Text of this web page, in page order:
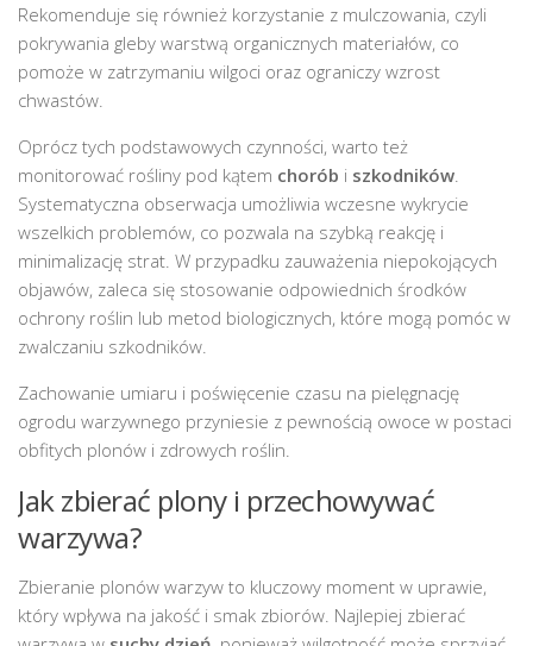
Rekomenduje się również korzystanie z mulczowania, czyli
pokrywania gleby warstwą organicznych materiałów, co
pomoże w zatrzymaniu wilgoci oraz ograniczy wzrost
chwastów.
Oprócz tych podstawowych czynności, warto też
monitorować rośliny pod kątem chorób i szkodników.
Systematyczna obserwacja umożliwia wczesne wykrycie
wszelkich problemów, co pozwala na szybką reakcję i
minimalizację strat. W przypadku zauważenia niepokojących
objawów, zaleca się stosowanie odpowiednich środków
ochrony roślin lub metod biologicznych, które mogą pomóc w
zwalczaniu szkodników.
Zachowanie umiaru i poświęcenie czasu na pielęgnację
ogrodu warzywnego przyniesie z pewnością owoce w postaci
obfitych plonów i zdrowych roślin.
Jak zbierać plony i przechowywać
warzywa?
Zbieranie plonów warzyw to kluczowy moment w uprawie,
który wpływa na jakość i smak zbiorów. Najlepiej zbierać